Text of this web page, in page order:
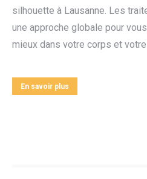
silhouette à Lausanne. Les
une approche globale pour
mieux dans votre corps et
En savoir plus